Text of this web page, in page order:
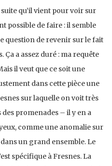
qu’il vient pour voir sur
possible de faire : il semble
question de revenir sur le fait
Ça a assez duré : ma requête
il veut que ce soit une
dans cette pièce une
sur laquelle on voit très
promenades – il y en a
comme une anomalie sur
un grand ensemble. Le
spécifique à Fresnes. La